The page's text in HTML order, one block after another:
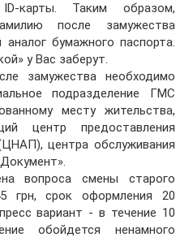
карты. Таким образом,
после замужества
бумажного паспорта.
у Вас заберут.
замужества необходимо
подразделение ГМС
месту жительства,
центр предоставления
центра обслуживания
вопроса смены старого
грн, срок оформления 20
вариант - в течение 10
обойдется ненамного